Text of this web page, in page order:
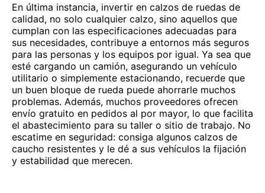
En última instancia, invertir en calzos de ruedas de
calidad, no solo cualquier calzo, sino aquellos que
cumplan con las especificaciones adecuadas para
sus necesidades, contribuye a entornos más seguros
para las personas y los equipos por igual. Ya sea que
esté cargando un camión, asegurando un vehículo
utilitario o simplemente estacionando, recuerde que
un buen bloque de rueda puede ahorrarle muchos
problemas. Además, muchos proveedores ofrecen
envío gratuito en pedidos al por mayor, lo que facilita
el abastecimiento para su taller o sitio de trabajo. No
escatime en seguridad: consiga algunos calzos de
caucho resistentes y le dé a sus vehículos la fijación
y estabilidad que merecen.